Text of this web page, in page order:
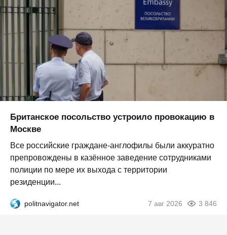
Британское посольство устроило провокацию в
Москве
Все российские граждане-англофилы были аккуратно
препровождены в казённое заведение сотрудниками
полиции по мере их выхода с территории
резиденции...
politnavigator.net 7 авг 2026 3 846